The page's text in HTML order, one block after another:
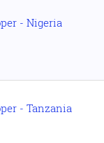
- Nigeria
- Tanzania